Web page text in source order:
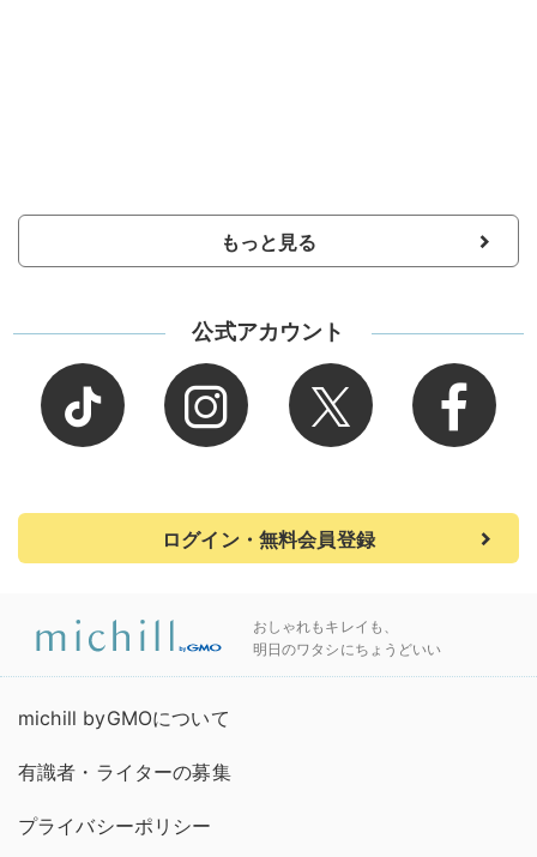
もっと見る
公式アカウント
ログイン・無料会員登録
おしゃれもキレイも、
明日のワタシにちょうどいい
michill byGMOについて
有識者・ライターの募集
プライバシーポリシー